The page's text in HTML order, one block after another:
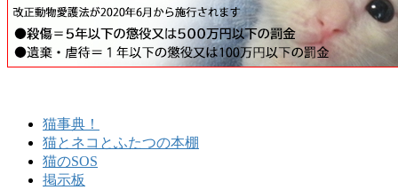
猫事典！
猫とネコとふたつの本棚
猫のSOS
掲示板